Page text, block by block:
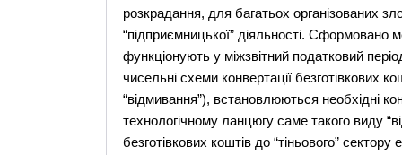
розкрадання, для багатьох організованих
“підприємницької” діяльності.
функціонують у міжзвітний податковий
чисельні схеми конвертації безготівкових
“відмивання”), встановлюються необхідні
технологічному ланцюгу саме такого виду
безготівкових коштів до “тіньового”